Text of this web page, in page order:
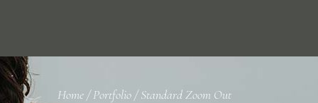
Home/Portfolio/Standard Zoom Out